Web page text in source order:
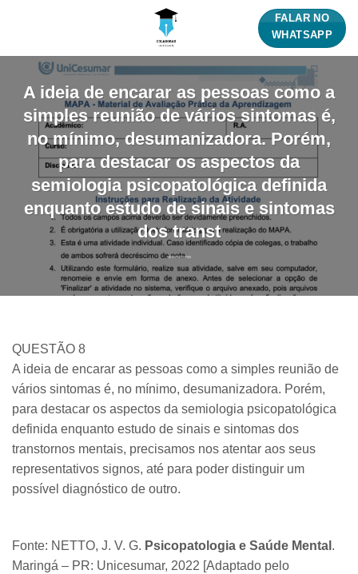
FALAR NO
WHATSAPP
A ideia de encarar as pessoas como a
simples reunião de vários sintomas é,
no mínimo, desumanizadora. Porém,
para destacar os aspectos da
semiologia psicopatológica definida
enquanto estudo de sinais e sintomas
dos transt
QUESTÃO 8
A ideia de encarar as pessoas como a simples reunião de
vários sintomas é, no mínimo, desumanizadora. Porém,
para destacar os aspectos da semiologia psicopatológica
definida enquanto estudo de sinais e sintomas dos
transtornos mentais, precisamos nos atentar aos seus
representativos signos, até para poder distinguir um
possível diagnóstico de outro.
Fonte: NETTO, J. V. G. Psicopatologia e Saúde Mental .
Maringá – PR: Unicesumar, 2022 [Adaptado pelo